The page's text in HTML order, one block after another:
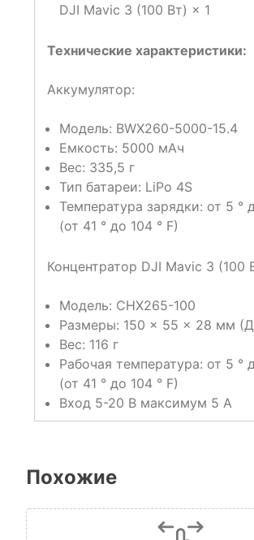
DJI Mavic 3 (100 Вт) × 1
Технические характеристики:
Аккумулятор:
Модель: BWX260-5000-15.4
Емкость: 5000 мАч
Вес: 335,5 г
Тип батареи: LiPo 4S
Температура зарядки: от 5 °
(от 41 ° до 104 ° F)
Концентратор DJI Mavic 3 (100
Модель: CHX265-100
Размеры: 150 × 55 × 28 мм
Вес: 116 г
Рабочая температура: от 5 °
(от 41 ° до 104 ° F)
Вход 5-20 В максимум 5 А
Похожие